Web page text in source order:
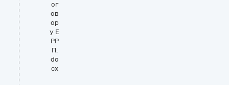
ог
ов
ор
у Е
РР
П.
do
cx